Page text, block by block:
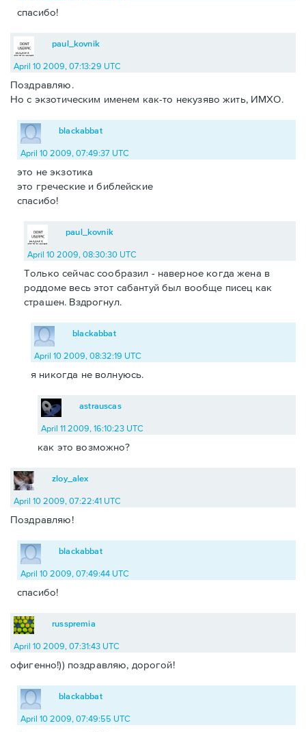
спасибо!
paul_kovnik
April 10 2009, 07:13:29 UTC
Поздравляю.
Но с экзотическим именем как-то некузяво жить, ИМХО.
blackabbat
April 10 2009, 07:49:37 UTC
это не экзотика
это греческие и библейские
спасибо!
paul_kovnik
April 10 2009, 08:30:30 UTC
Только сейчас сообразил - наверное когда жена в
роддоме весь этот сабантуй был вообще писец как
страшен. Вздрогнул.
blackabbat
April 10 2009, 08:32:19 UTC
я никогда не волнуюсь.
astrauscas
April 11 2009, 16:10:23 UTC
как это возможно?
zloy_alex
April 10 2009, 07:22:41 UTC
Поздравляю!
blackabbat
April 10 2009, 07:49:44 UTC
спасибо!
russpremia
April 10 2009, 07:31:43 UTC
офигенно!)) поздравляю, дорогой!
blackabbat
April 10 2009, 07:49:55 UTC